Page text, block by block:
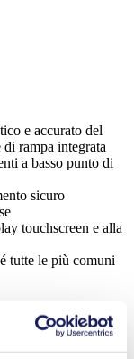
e accurato del
rampa integrata
a basso punto di
sicuro
touchscreen e alla
tutte le più comuni